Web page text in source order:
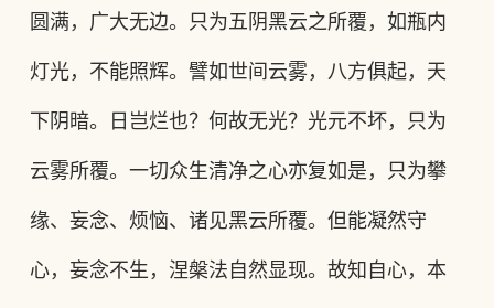
圆满，广大无边。只为五阴黑云之所覆，如瓶内
灯光，不能照辉。譬如世间云雾，八方俱起，天
下阴暗。日岂烂也？何故无光？光元不坏，只为
云雾所覆。一切众生清净之心亦复如是，只为攀
缘、妄念、烦恼、诸见黑云所覆。但能凝然守
心，妄念不生，涅槃法自然显现。故知自心，本